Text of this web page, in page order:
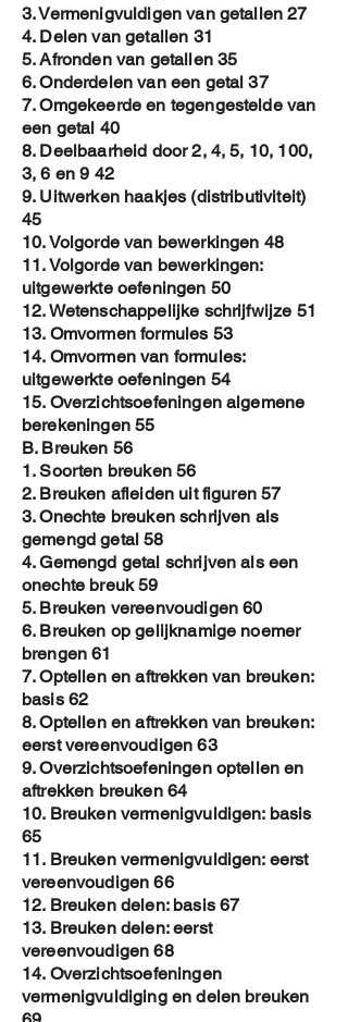
E. Eigenwaarden en Eigenvectoren
1. Eigenwaarden van een matrix
2. Eigenvectoren
F. Overzichtsoefeningen
Determinanten
Om de PDF te verkrijgen :
1. Koop de cover aan
2. Na betaling , stuur een email naar
Jozef.aerts@proximus.be
3. In de mail , vermeld de naam van de
persoon die wilt gebruik maken van het
E-book
4. In de PDF file voeg ik de naam dan toe
aan
a. het watermerk
b. de hoofding op elke pagina
c. op de eerste pagina
5. Dan stuur ik je je gepersonaliseerde
copy op met email
Op deze manier krijg je een
gepersonaliseerde copy en is het
auteursrecht beter gewaarborgd .
Toch vraag ik je om de E-book NIET
ROND TE DELEN
3. Vermenigvuldigen van getallen 27
4. Delen van getallen 31
5. Afronden van getallen 35
6. Onderdelen van een getal 37
7. Omgekeerde en tegengestelde van
een getal 40
8. Deelbaarheid door 2, 4, 5, 10, 100,
3, 6 en 9 42
9. Uitwerken haakjes (distributiviteit)
45
10. Volgorde van bewerkingen 48
11. Volgorde van bewerkingen:
uitgewerkte oefeningen 50
12. Wetenschappelijke schrijfwijze 51
13. Omvormen formules 53
14. Omvormen van formules:
uitgewerkte oefeningen 54
15. Overzichtsoefeningen algemene
berekeningen 55
B. Breuken 56
1. Soorten breuken 56
2. Breuken afleiden uit figuren 57
3. Onechte breuken schrijven als
gemengd getal 58
4. Gemengd getal schrijven als een
onechte breuk 59
5. Breuken vereenvoudigen 60
6. Breuken op gelijknamige noemer
brengen 61
7. Optellen en aftrekken van breuken:
basis 62
8. Optellen en aftrekken van breuken:
eerst vereenvoudigen 63
9. Overzichtsoefeningen optellen en
aftrekken breuken 64
10. Breuken vermenigvuldigen: basis
65
11. Breuken vermenigvuldigen: eerst
vereenvoudigen 66
12. Breuken delen: basis 67
13. Breuken delen: eerst
vereenvoudigen 68
14. Overzichtsoefeningen
vermenigvuldiging en delen breuken